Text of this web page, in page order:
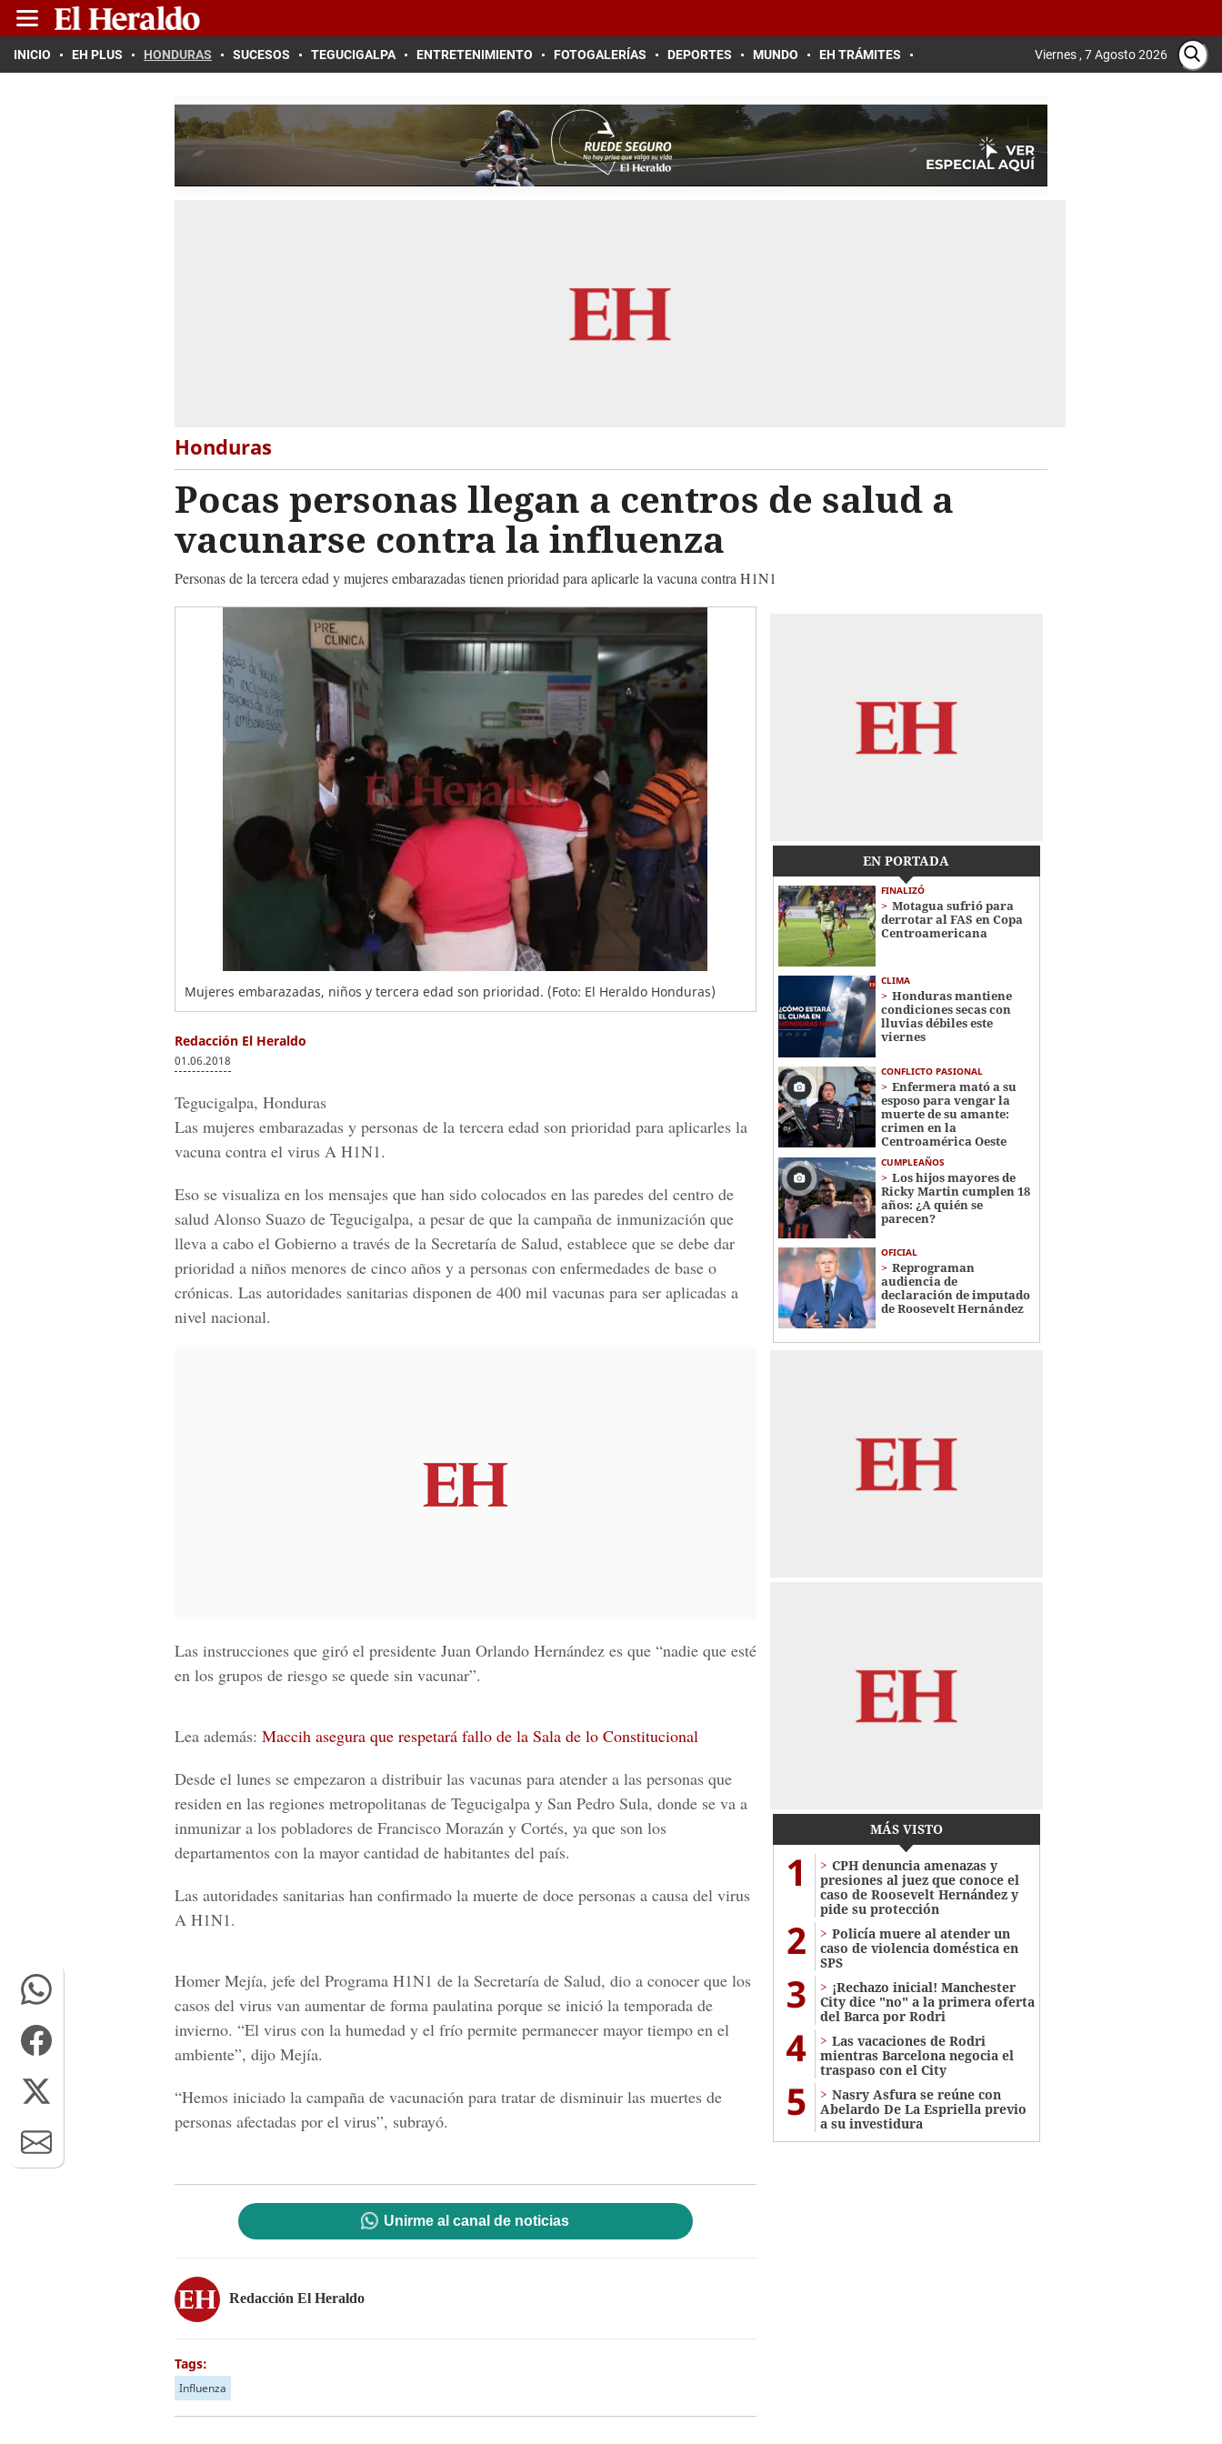
INICIO EH PLUS HONDURAS SUCESOS TEGUCIGALPA ENTRETENIMIENTO FOTOGALERÍAS DEPORTES MUNDO EH TRÁMITES Viernes , 7 Agosto 2026
Honduras
Pocas personas llegan a centros de salud a
vacunarse contra la influenza
Personas de la tercera edad y mujeres embarazadas tienen prioridad para aplicarle la vacuna contra H1N1
Mujeres embarazadas, niños y tercera edad son prioridad. (Foto: El Heraldo Honduras)
Redacción El Heraldo
01.06.2018
Tegucigalpa, Honduras
Las mujeres embarazadas y personas de la tercera edad son prioridad para aplicarles la
vacuna contra el virus A H1N1.
Eso se visualiza en los mensajes que han sido colocados en las paredes del centro de
salud Alonso Suazo de Tegucigalpa, a pesar de que la campaña de inmunización que
lleva a cabo el Gobierno a través de la Secretaría de Salud, establece que se debe dar
prioridad a niños menores de cinco años y a personas con enfermedades de base o
crónicas. Las autoridades sanitarias disponen de 400 mil vacunas para ser aplicadas a
nivel nacional.
Las instrucciones que giró el presidente Juan Orlando Hernández es que “nadie que esté
en los grupos de riesgo se quede sin vacunar”.
Lea además: Maccih asegura que respetará fallo de la Sala de lo Constitucional
Desde el lunes se empezaron a distribuir las vacunas para atender a las personas que
residen en las regiones metropolitanas de Tegucigalpa y San Pedro Sula, donde se va a
inmunizar a los pobladores de Francisco Morazán y Cortés, ya que son los
departamentos con la mayor cantidad de habitantes del país.
Las autoridades sanitarias han confirmado la muerte de doce personas a causa del virus
A H1N1.
Homer Mejía, jefe del Programa H1N1 de la Secretaría de Salud, dio a conocer que los
casos del virus van aumentar de forma paulatina porque se inició la temporada de
invierno. “El virus con la humedad y el frío permite permanecer mayor tiempo en el
ambiente”, dijo Mejía.
“Hemos iniciado la campaña de vacunación para tratar de disminuir las muertes de
personas afectadas por el virus”, subrayó.
Unirme al canal de noticias
Redacción El Heraldo
Tags:
Influenza
EN PORTADA
FINALIZÓ
Motagua sufrió para
derrotar al FAS en Copa
Centroamericana
CLIMA
Honduras mantiene
condiciones secas con
lluvias débiles este
viernes
CONFLICTO PASIONAL
Enfermera mató a su
esposo para vengar la
muerte de su amante:
crimen en la
Centroamérica Oeste
CUMPLEAÑOS
Los hijos mayores de
Ricky Martin cumplen 18
años: ¿A quién se
parecen?
OFICIAL
Reprograman
audiencia de
declaración de imputado
de Roosevelt Hernández
MÁS VISTO
1
CPH denuncia amenazas y
presiones al juez que conoce el
caso de Roosevelt Hernández y
pide su protección
2
Policía muere al atender un
caso de violencia doméstica en
SPS
3
¡Rechazo inicial! Manchester
City dice "no" a la primera oferta
del Barca por Rodri
4
Las vacaciones de Rodri
mientras Barcelona negocia el
traspaso con el City
5
Nasry Asfura se reúne con
Abelardo De La Espriella previo
a su investidura